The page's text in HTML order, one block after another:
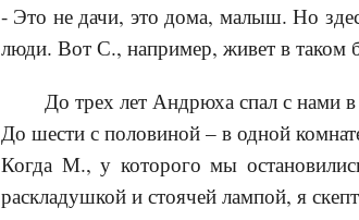
- Это не дачи, это дома, малыш. Но
люди. Вот С., например, живет в таком
До трех лет Андрюха спал с нами
До шести с половиной – в одной
Когда М., у которого мы
раскладушкой и стоячей лампой, я